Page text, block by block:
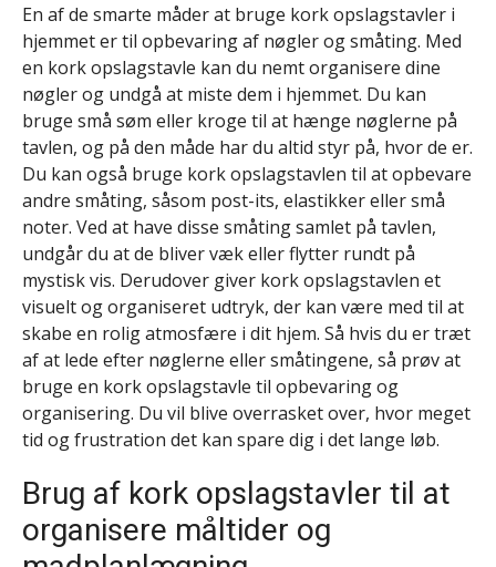
En af de smarte måder at bruge kork opslagstavler i
hjemmet er til opbevaring af nøgler og småting. Med
en kork opslagstavle kan du nemt organisere dine
nøgler og undgå at miste dem i hjemmet. Du kan
bruge små søm eller kroge til at hænge nøglerne på
tavlen, og på den måde har du altid styr på, hvor de er.
Du kan også bruge kork opslagstavlen til at opbevare
andre småting, såsom post-its, elastikker eller små
noter. Ved at have disse småting samlet på tavlen,
undgår du at de bliver væk eller flytter rundt på
mystisk vis. Derudover giver kork opslagstavlen et
visuelt og organiseret udtryk, der kan være med til at
skabe en rolig atmosfære i dit hjem. Så hvis du er træt
af at lede efter nøglerne eller småtingene, så prøv at
bruge en kork opslagstavle til opbevaring og
organisering. Du vil blive overrasket over, hvor meget
tid og frustration det kan spare dig i det lange løb.
Brug af kork opslagstavler til at
organisere måltider og